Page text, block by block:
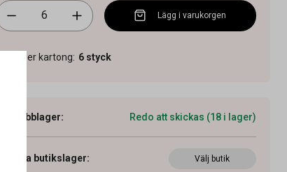
Lägg i varukorgen
Antal per kartong: 6 styck
Webblager: Redo att skickas (18 i lager)
Visa butikslager: Välj butik